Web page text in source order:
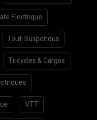
Electrique
Tout-Suspendus
Tricycles & Cargos
VTT